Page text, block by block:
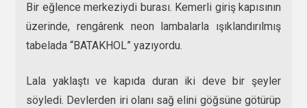
Bir eğlence merkeziydi burası. Kemerli giriş kapısının
üzerinde, rengârenk neon lambalarla ışıklandırılmış
tabelada “BATAKHOL” yazıyordu.
Lala yaklaştı ve kapıda duran iki deve bir şeyler
söyledi. Devlerden iri olanı sağ elini göğsüne götürüp